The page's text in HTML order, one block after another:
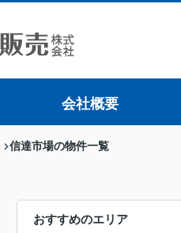
会社概要
信達市場の物件一覧
おすすめのエリア